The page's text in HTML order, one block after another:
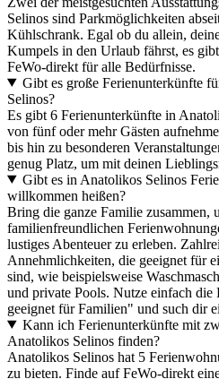
Selinos sind Parkmöglichkeiten
Kühlschrank. Egal ob du allein,
Kumpels in den Urlaub fährst, es
FeWo-direkt für alle Bedürfnisse.
Gibt es große Ferienunterkünfte
Selinos?
Es gibt 6 Ferienunterkünfte in
von fünf oder mehr Gästen
bis hin zu besonderen
genug Platz, um mit deinen
Gibt es in Anatolikos Selinos
willkommen heißen?
Bring die ganze Familie zusammen,
familienfreundlichen
lustiges Abenteuer zu erleben.
Annehmlichkeiten, die geeignet für
sind, wie beispielsweise
und private Pools. Nutze einfach
geeignet für Familien" und such dir
Kann ich Ferienunterkünfte mit
Anatolikos Selinos finden?
Anatolikos Selinos hat 5
zu bieten. Finde auf FeWo-direkt